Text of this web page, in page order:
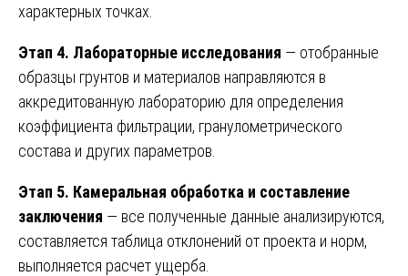
характерных точках.
Этап 4. Лабораторные исследования — отобранные
образцы грунтов и материалов направляются в
аккредитованную лабораторию для определения
коэффициента фильтрации, гранулометрического
состава и других параметров.
Этап 5. Камеральная обработка и составление
заключения — все полученные данные анализируются,
составляется таблица отклонений от проекта и норм,
выполняется расчет ущерба.